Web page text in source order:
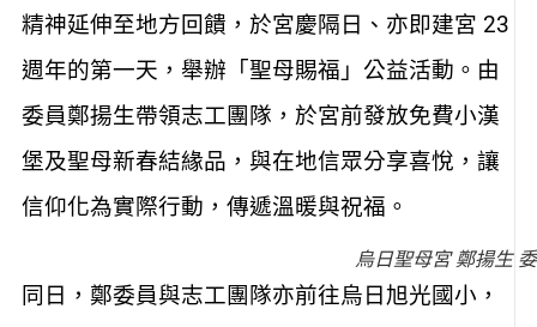
精神延伸至地方回饋，於宮慶隔日、亦即建宮 23
週年的第一天，舉辦「聖母賜福」公益活動。由
委員鄭揚生帶領志工團隊，於宮前發放免費小漢
堡及聖母新春結緣品，與在地信眾分享喜悅，讓
信仰化為實際行動，傳遞溫暖與祝福。
烏日聖母宮 鄭揚生
同日，鄭委員與志工團隊亦前往烏日旭光國小，